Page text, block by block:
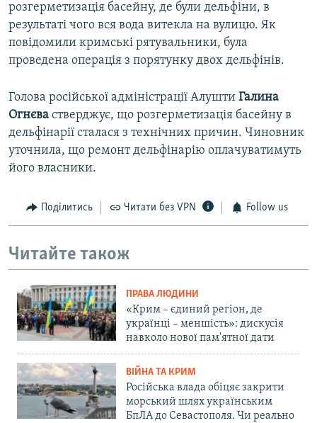
розгерметизація басейну, де були дельфіни, в
результаті чого вся вода витекла на вулицю. Як
повідомили кримські рятувальники, була
проведена операція з порятунку двох дельфінів.
Голова російської адміністрації Алушти Галина
Огнєва стверджує, що розгерметизація басейну в
дельфінарії сталася з технічних причин. Чиновник
уточнила, що ремонт дельфінарію оплачуватимуть
його власники.
Поділитись Читати без VPN Follow us
Читайте також
ПРАВА ЛЮДИНИ
«Крим – єдиний регіон, де
українці – меншість»: дискусія
навколо нової пам'ятної дати
ВІЙНА ТА КРИМ
Російська влада обіцяє закрити
морський шлях українським
БпЛА до Севастополя. Чи реально